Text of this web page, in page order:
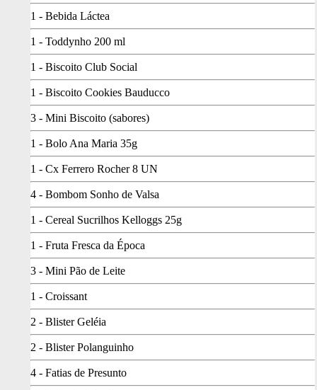
1 - Bebida Láctea
1 - Toddynho 200 ml
1 - Biscoito Club Social
1 - Biscoito Cookies Bauducco
3 - Mini Biscoito (sabores)
1 - Bolo Ana Maria 35g
1 - Cx Ferrero Rocher 8 UN
4 - Bombom Sonho de Valsa
1 - Cereal Sucrilhos Kelloggs 25g
1 - Fruta Fresca da Época
3 - Mini Pão de Leite
1 - Croissant
2 - Blister Geléia
2 - Blister Polanguinho
4 - Fatias de Presunto